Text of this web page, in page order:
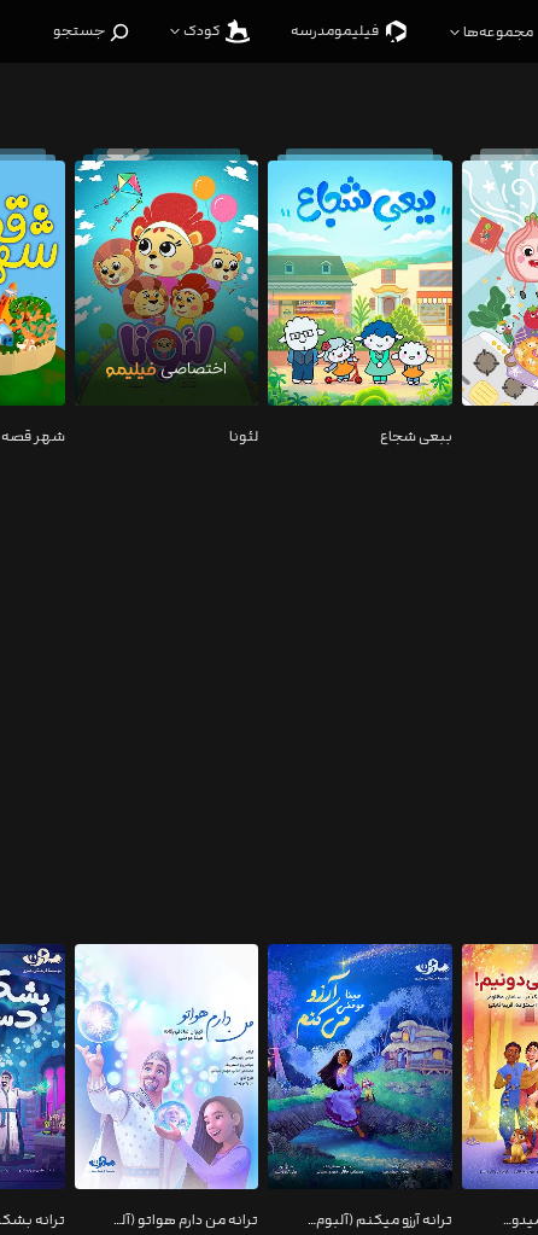
مجموعه‌ها فیلیمو‌مدرسه کودک جستجو
ببعی شجاع لئونا شهر قصه
ترانه با چیزی که میدونیم (آلبوم موسیقی انیمیشن آرزو) ترانه آرزو میکنم (آلبوم موسیقی انیمیشن آرزو) ترانه من دارم هواتو (آلبوم موسیقی انیمیشن آرزو)